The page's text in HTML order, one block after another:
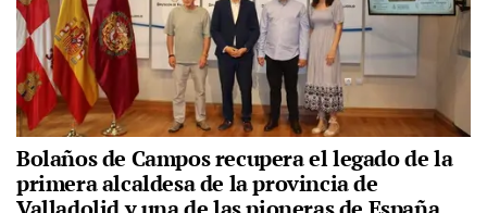
Bolaños de Campos recupera el legado de la
primera alcaldesa de la provincia de